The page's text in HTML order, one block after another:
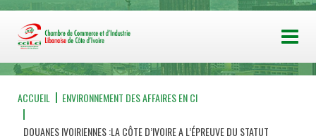
ACCUEIL ENVIRONNEMENT DES AFFAIRES EN CI
DOUANES IVOIRIENNES :LA CÔTE D’IVOIRE A L’ÉPREUVE DU STATUT